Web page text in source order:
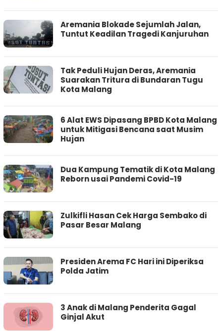
Aremania Blokade Sejumlah Jalan,
Tuntut Keadilan Tragedi Kanjuruhan
Tak Peduli Hujan Deras, Aremania
Suarakan Tritura di Bundaran Tugu
Kota Malang
6 Alat EWS Dipasang BPBD Kota Malang
untuk Mitigasi Bencana saat Musim
Hujan
Dua Kampung Tematik di Kota Malang
Reborn usai Pandemi Covid-19
Zulkifli Hasan Cek Harga Sembako di
Pasar Besar Malang
Presiden Arema FC Hari ini Diperiksa
Polda Jatim
3 Anak di Malang Penderita Gagal
Ginjal Akut